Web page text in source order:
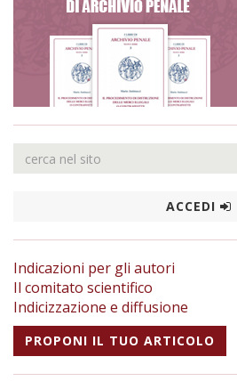
ACCEDI
Indicazioni per gli autori
Il comitato scientifico
Indicizzazione e diffusione
PROPONI IL TUO ARTICOLO